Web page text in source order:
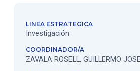
LÍNEA ESTRATÉGICA
Investigación
COORDINADOR/A
ZAVALA ROSELL, GUILLERMO